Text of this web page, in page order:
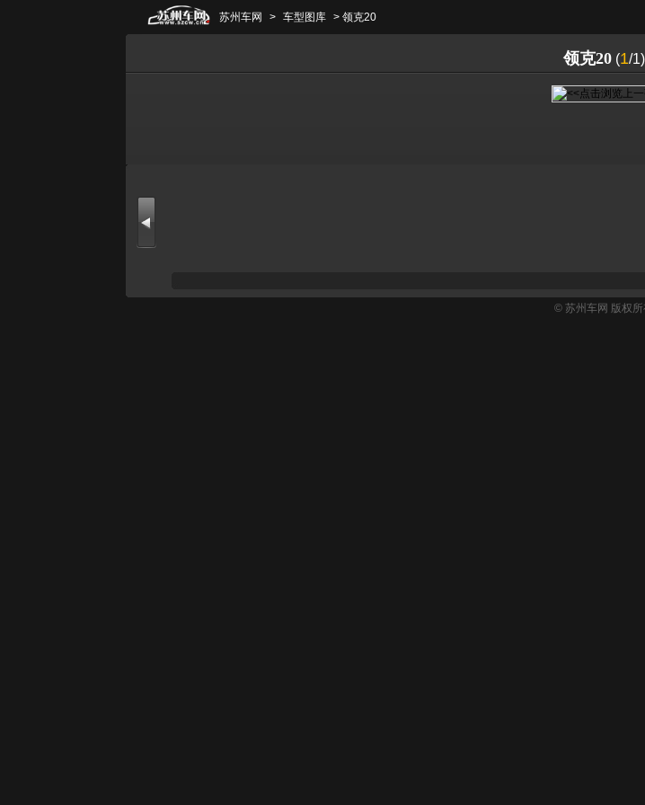
苏州车网 > 车型图库 > 领克20
领克20(1/1)
© 苏州车网 版权所